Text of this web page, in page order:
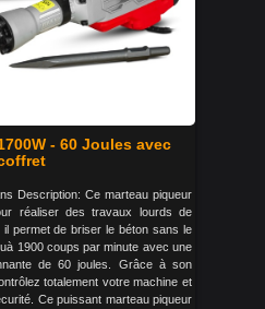
- 60 Joules avec
Description: Ce marteau piqueur
réaliser des travaux lourds de
il permet de briser le béton sans le
1900 coups par minute avec une
de 60 joules. Grâce à son
totalement votre machine et
Ce puissant marteau piqueur